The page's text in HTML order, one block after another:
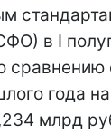
в I
года
млрд